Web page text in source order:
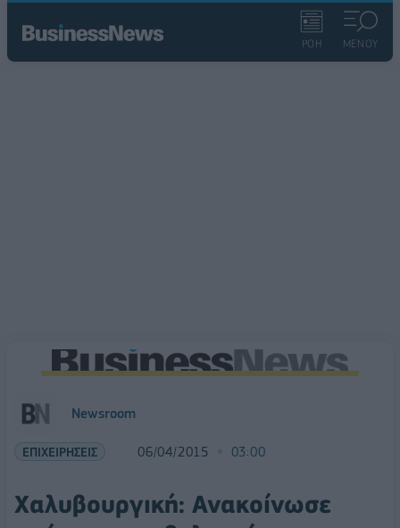
ΡΟΗ ΜΕΝΟΥ
Newsroom
ΕΠΙΧΕΙΡΗΣΕΙΣ 06/04/2015 03:00
Χαλυβουργική: Ανακοίνωσε